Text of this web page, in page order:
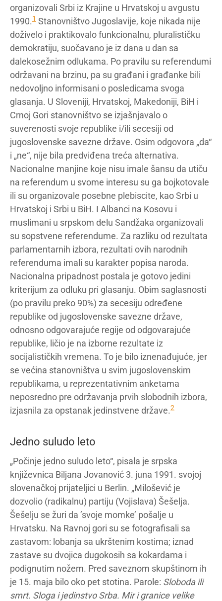
organizovali Srbi iz Krajine u Hrvatskoj u avgustu
1990.1 Stanovništvo Jugoslavije, koje nikada nije
doživelo i praktikovalo funkcionalnu, pluralističku
demokratiju, suočavano je iz dana u dan sa
dalekosežnim odlukama. Po pravilu su referendumi
održavani na brzinu, pa su građani i građanke bili
nedovoljno informisani o posledicama svoga
glasanja. U Sloveniji, Hrvatskoj, Makedoniji, BiH i
Crnoj Gori stanovništvo se izjašnjavalo o
suverenosti svoje republike i/ili secesiji od
jugoslovenske savezne države. Osim odgovora „da“
i „ne“, nije bila predviđena treća alternativa.
Nacionalne manjine koje nisu imale šansu da utiču
na referendum u svome interesu su ga bojkotovale
ili su organizovale posebne plebiscite, kao Srbi u
Hrvatskoj i Srbi u BiH. I Albanci na Kosovu i
muslimani u srpskom delu Sandžaka organizovali
su sopstvene referendume. Za razliku od rezultata
parlamentarnih izbora, rezultati ovih narodnih
referenduma imali su karakter popisa naroda.
Nacionalna pripadnost postala je gotovo jedini
kriterijum za odluku pri glasanju. Obim saglasnosti
(po pravilu preko 90%) za secesiju određene
republike od jugoslovenske savezne države,
odnosno odgovarajuće regije od odgovarajuće
republike, ličio je na izborne rezultate iz
socijalističkih vremena. To je bilo iznenađujuće, jer
se većina stanovništva u svim jugoslovenskim
republikama, u reprezentativnim anketama
neposredno pre održavanja prvih slobodnih izbora,
izjasnila za opstanak jedinstvene države.2
Jedno suludo leto
„Počinje jedno suludo leto“, pisala je srpska
književnica Biljana Jovanović 3. juna 1991. svojoj
slovenačkoj prijateljici u Berlin. „Milošević je
dozvolio (radikalnu) partiju (Vojislava) Šešelja.
Šešelju se žuri da ’svoje momke’ pošalje u
Hrvatsku. Na Ravnoj gori su se fotografisali sa
zastavom: lobanja sa ukrštenim kostima; iznad
zastave su dvojica dugokosih sa kokardama i
podignutim nožem. Pred saveznom skupštinom ih
je 15. maja bilo oko pet stotina. Parole: Sloboda ili
smrt. Sloga i jedinstvo Srba. Mir i granice velike